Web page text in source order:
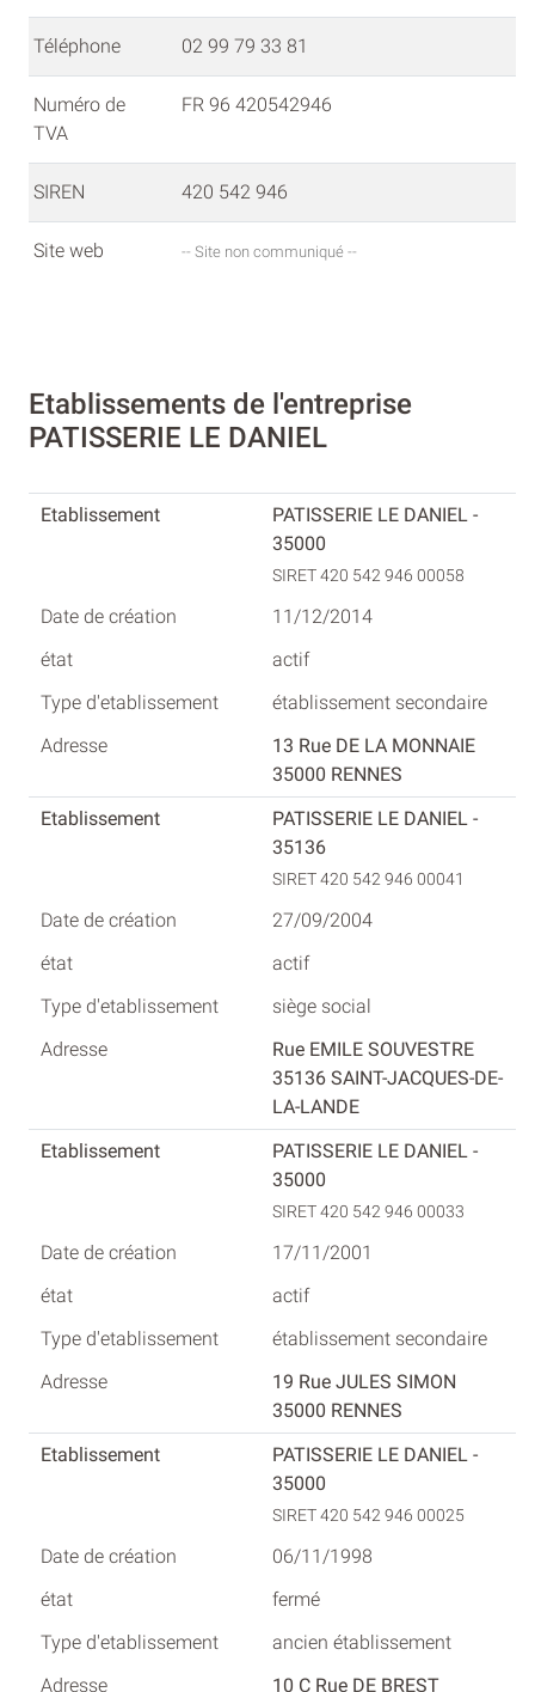
Téléphone 02 99 79 33 81
Numéro de
TVA
FR 96 420542946
SIREN 420 542 946
Site web -- Site non communiqué --
Etablissements de l'entreprise
PATISSERIE LE DANIEL
PATISSERIE LE DANIEL -
35000
SIRET 420 542 946 00058
11/12/2014
actif
établissement secondaire
13 Rue DE LA MONNAIE
35000 RENNES
PATISSERIE LE DANIEL -
35136
SIRET 420 542 946 00041
27/09/2004
actif
siège social
Rue EMILE SOUVESTRE
35136 SAINT-JACQUES-DE-
LA-LANDE
PATISSERIE LE DANIEL -
35000
SIRET 420 542 946 00033
17/11/2001
actif
établissement secondaire
19 Rue JULES SIMON
35000 RENNES
PATISSERIE LE DANIEL -
35000
SIRET 420 542 946 00025
06/11/1998
fermé
ancien établissement
10 C Rue DE BREST